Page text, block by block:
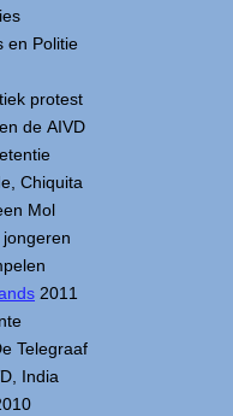
en Politie
protest
de AIVD
Chiquita
Mol
2011
Telegraaf
India